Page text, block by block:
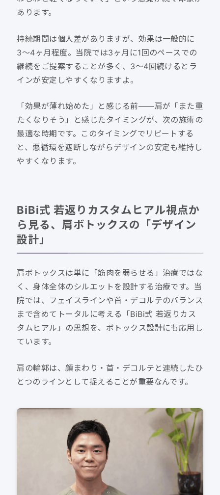
あります。
持続期間は個人差がありますが、効果は一般的に
3〜4ヶ月程度。当院では3ヶ月に1回のペースでの
継続をご提案することが多く、3〜4回続けるとラ
インが安定しやすくなりますよ。
「効果が薄れ始めた」と感じる前——肩が「また重
たくなりそう」と感じたタイミングが、次の施術の
最適な時期です。このタイミングでリピートする
と、悪循環を遮断しながらデザインの安定も維持し
やすくなります。
BiBi式 若返りカスタムヒアル視点か
ら見る、肩ボトックスの「デザイン
設計」
肩ボトックスは単に「筋肉を弱らせる」治療ではな
く、身体全体のシルエットを設計する治療です。当
院では、フェイスラインや首・デコルテのバランス
まで含めてトータルに考える「BiBi式 若返りカス
タムヒアル」の思想を、ボトックス設計にも応用し
ています。
肩の輪郭は、顔まわり・首・デコルテと連続したひ
とつのラインとして捉えることが重要なんです。